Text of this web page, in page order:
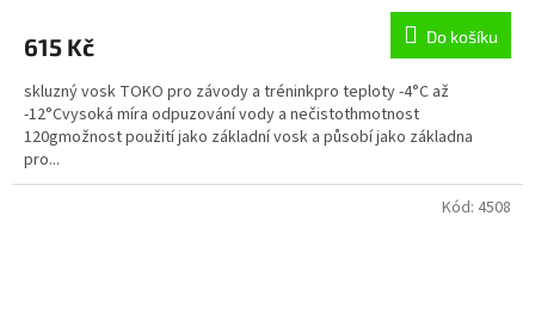
615 Kč Do košíku
skluzný vosk TOKO pro závody a tréninkpro teploty -4°C až
-12°Cvysoká míra odpuzování vody a nečistothmotnost
120gmožnost použití jako základní vosk a působí jako základna
pro...
Kód: 4508